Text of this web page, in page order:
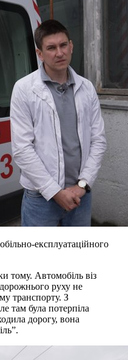
експлуатаційного
тому. Автомобіль віз
руху не
транспорту. З
там була потерпіла
дорогу, вона